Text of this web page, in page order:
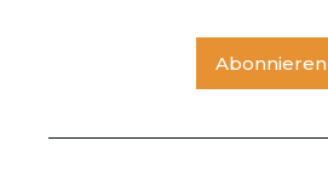
Abonnieren